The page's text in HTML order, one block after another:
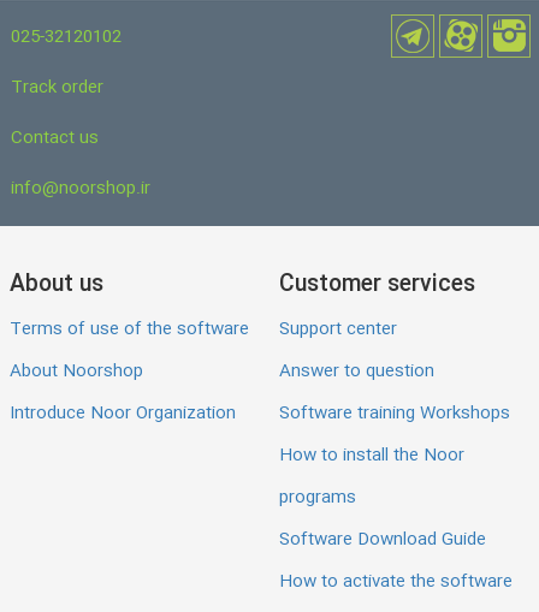
025-32120102
Track order
Contact us
info@noorshop.ir
About us
Terms of use of the software
About Noorshop
Introduce Noor Organization
Customer services
Support center
Answer to question
Software training Workshops
How to install the Noor
programs
Software Download Guide
How to activate the software